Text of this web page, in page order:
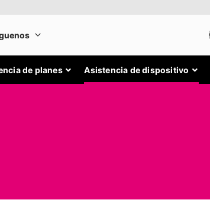
de planes Asistencia de dispositivo